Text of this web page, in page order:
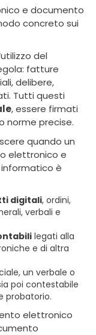
e documento
concreto sui
del
fatture
delibere,
Tutti questi
, essere firmati
norme precise.
quando un
elettronico e
è
digitali, ordini,
verbali e
legati alla
e di altra
un verbale o
poi contestabile
probatorio.
elettronico